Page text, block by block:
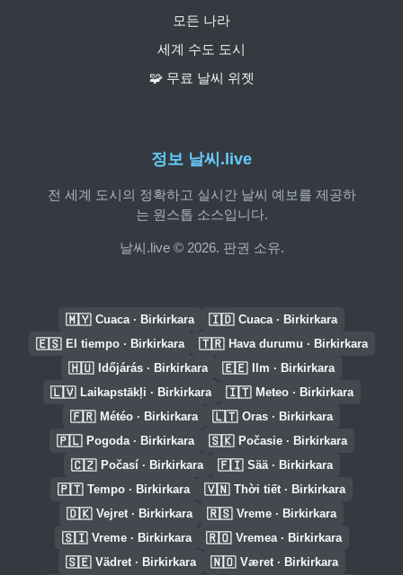
정보 날씨.live
전 세계 도시의 정확하고 실시간 날씨 예보를 제공하
는 원스톱 소스입니다.
날씨.live © 2026. 판권 소유.
모든 나라
세계 수도 도시
🧩 무료 날씨 위젯
🇲🇾 Cuaca · Birkirkara 🇮🇩 Cuaca · Birkirkara
🇪🇸 El tiempo · Birkirkara 🇹🇷 Hava durumu · Birkirkara
🇭🇺 Időjárás · Birkirkara 🇪🇪 Ilm · Birkirkara
🇱🇻 Laikapstākļi · Birkirkara 🇮🇹 Meteo · Birkirkara
🇫🇷 Météo · Birkirkara 🇱🇹 Oras · Birkirkara
🇵🇱 Pogoda · Birkirkara 🇸🇰 Počasie · Birkirkara
🇨🇿 Počasí · Birkirkara 🇫🇮 Sää · Birkirkara
🇵🇹 Tempo · Birkirkara 🇻🇳 Thời tiết · Birkirkara
🇩🇰 Vejret · Birkirkara 🇷🇸 Vreme · Birkirkara
🇸🇮 Vreme · Birkirkara 🇷🇴 Vremea · Birkirkara
🇸🇪 Vädret · Birkirkara 🇳🇴 Været · Birkirkara